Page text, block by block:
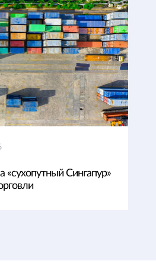
«сухопутный Сингапур»